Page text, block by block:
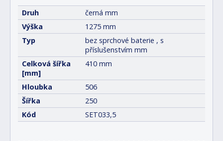
Druh
černá mm
Výška
1275 mm
Typ
bez sprchové baterie , s
příslušenstvím mm
Celková šířka
[mm]
410 mm
Hloubka
506
Šířka
250
Kód
SET033,5